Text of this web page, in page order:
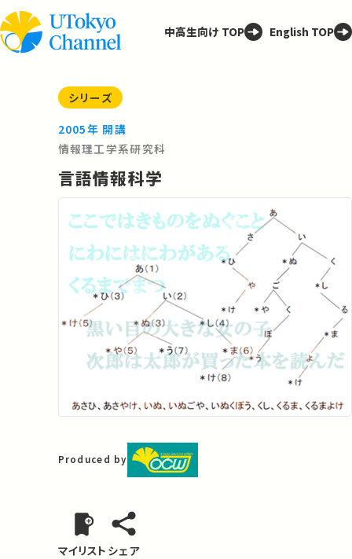
中高生向け TOP English TOP
シリーズ
2005年 開講
情報理工学系研究科
言語情報科学
Produced by
マイリスト シェア